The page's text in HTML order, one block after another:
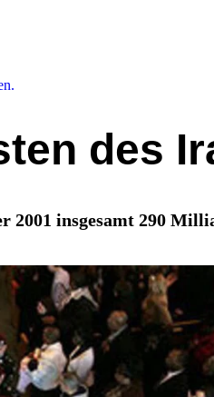
des
2001 insgesamt 290